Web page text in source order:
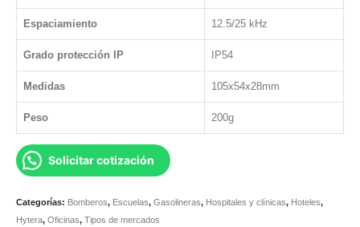
Espaciamiento 12.5/25 kHz
Grado protección IP IP54
Medidas 105x54x28mm
Peso 200g
Solicitar cotización
Categorías: Bomberos, Escuelas, Gasolineras, Hospitales y clínicas, Hoteles,
Hytera, Oficinas, Tipos de mercados